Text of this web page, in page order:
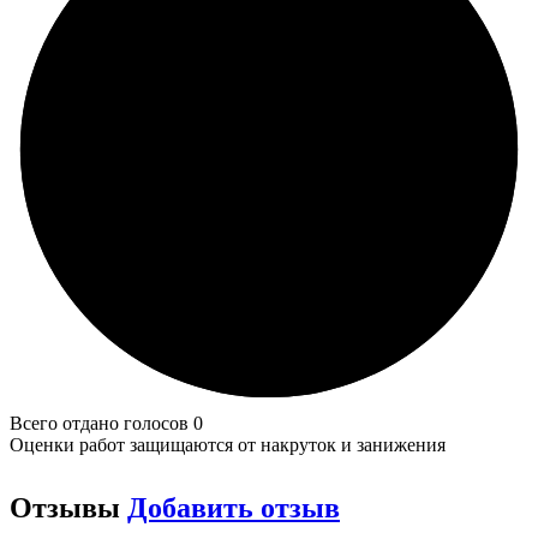
Всего отдано голосов 0
Оценки работ защищаются от накруток и занижения
Отзывы Добавить отзыв